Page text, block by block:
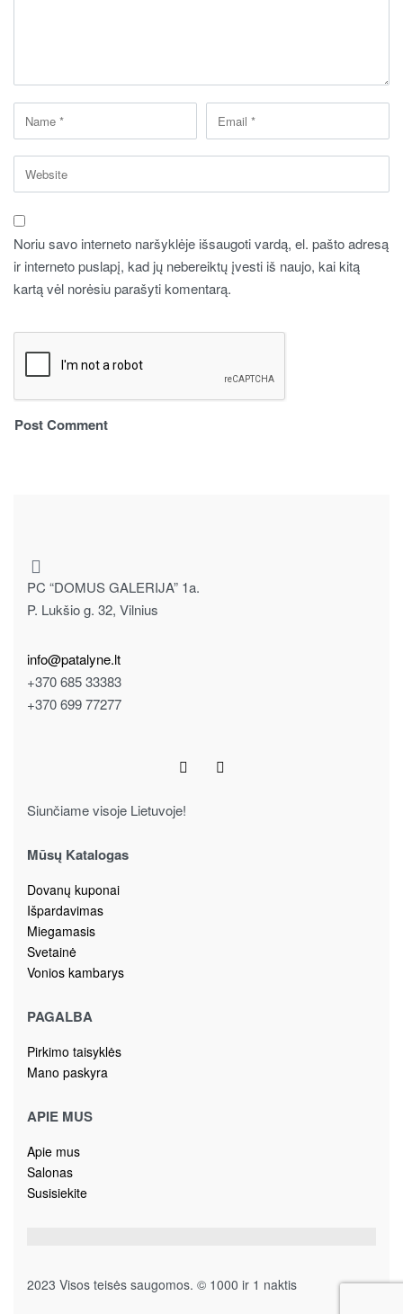
Noriu savo interneto naršyklėje išsaugoti vardą, el. pašto adresą
ir interneto puslapį, kad jų nebereiktų įvesti iš naujo, kai kitą
kartą vėl norėsiu parašyti komentarą.
PC “DOMUS GALERIJA” 1a.
P. Lukšio g. 32, Vilnius
info@patalyne.lt
+370 685 33383
+370 699 77277
Siunčiame visoje Lietuvoje!
Mūsų Katalogas
Dovanų kuponai
Išpardavimas
Miegamasis
Svetainė
Vonios kambarys
PAGALBA
Pirkimo taisyklės
Mano paskyra
APIE MUS
Apie mus
Salonas
Susisiekite
2023 Visos teisės saugomos. © 1000 ir 1 naktis